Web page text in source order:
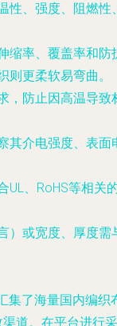
性、强度、阻燃性
缩率、覆盖率和防
更柔软易弯曲。
，防止因高温导致
其介电强度、表面
UL、RoHS等相关
）或宽度、厚度需
集了海量国内编织
道。在平台进行采